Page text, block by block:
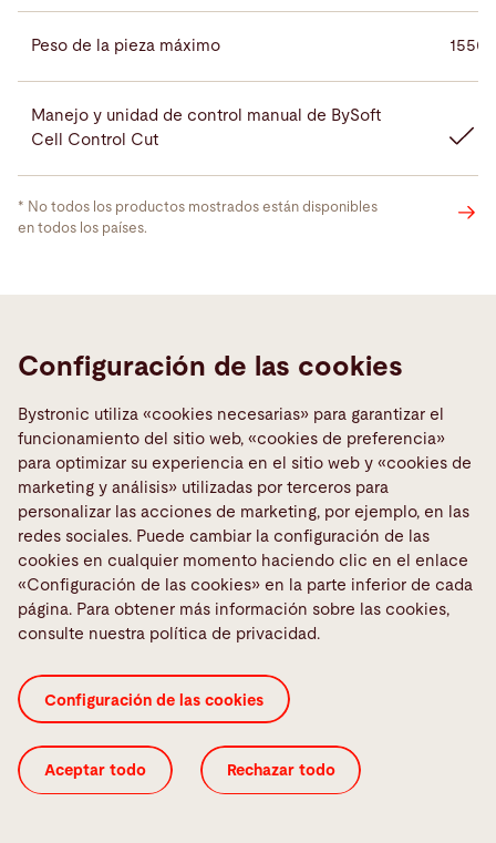
Peso de la pieza máximo 1550
Manejo y unidad de control manual de BySoft
Cell Control Cut
* No todos los productos mostrados están disponibles
en todos los países.
Bystronic Service
A la medida de sus necesidades,
para una producción fluida
Configuración de las cookies
Bystronic utiliza «cookies necesarias» para garantizar el
funcionamiento del sitio web, «cookies de preferencia»
para optimizar su experiencia en el sitio web y «cookies de
marketing y análisis» utilizadas por terceros para
personalizar las acciones de marketing, por ejemplo, en las
redes sociales. Puede cambiar la configuración de las
cookies en cualquier momento haciendo clic en el enlace
«Configuración de las cookies» en la parte inferior de cada
página. Para obtener más información sobre las cookies,
consulte nuestra política de privacidad.
Configuración de las cookies
Aceptar todo Rechazar todo